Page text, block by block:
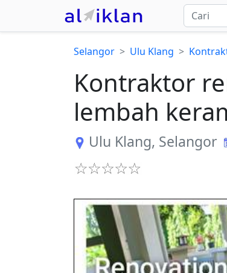
Selangor Ulu Klang
Kontraktor
lembah
Ulu Klang, Selangor